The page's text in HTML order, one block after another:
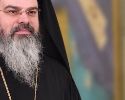
Sfântul Sfințit Mucenic Sixt
era din Atena, de neam
grecesc, și a fost mai întâi
filosof, apoi ucenic al lui
Hristos.
Apostolul zilei
aceasta, ca nu cumva, la venirea